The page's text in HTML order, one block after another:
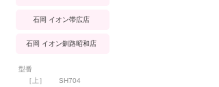
石岡 イオン帯広店
石岡 イオン釧路昭和店
型番
［上］
SH704